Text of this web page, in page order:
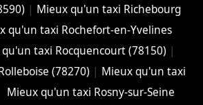
| Mieux qu'un taxi Richebourg
qu'un taxi Rochefort-en-Yvelines
taxi Rocquencourt (78150) |
(78270) | Mieux qu'un taxi
Mieux qu'un taxi Rosny-sur-Seine